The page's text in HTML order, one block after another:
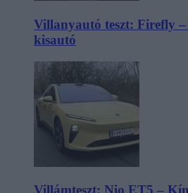
Villanyautó teszt: Firefly –
kisautó